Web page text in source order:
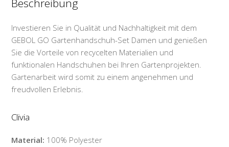
Beschreibung
Investieren Sie in Qualität und Nachhaltigkeit mit dem
GEBOL GO Gartenhandschuh-Set Damen und genießen
Sie die Vorteile von recycelten Materialien und
funktionalen Handschuhen bei Ihren Gartenprojekten.
Gartenarbeit wird somit zu einem angenehmen und
freudvollen Erlebnis.
Clivia
Material: 100% Polyester